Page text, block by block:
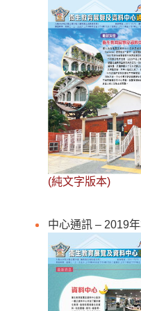
(純文字版本)
中心通訊 – 2019年